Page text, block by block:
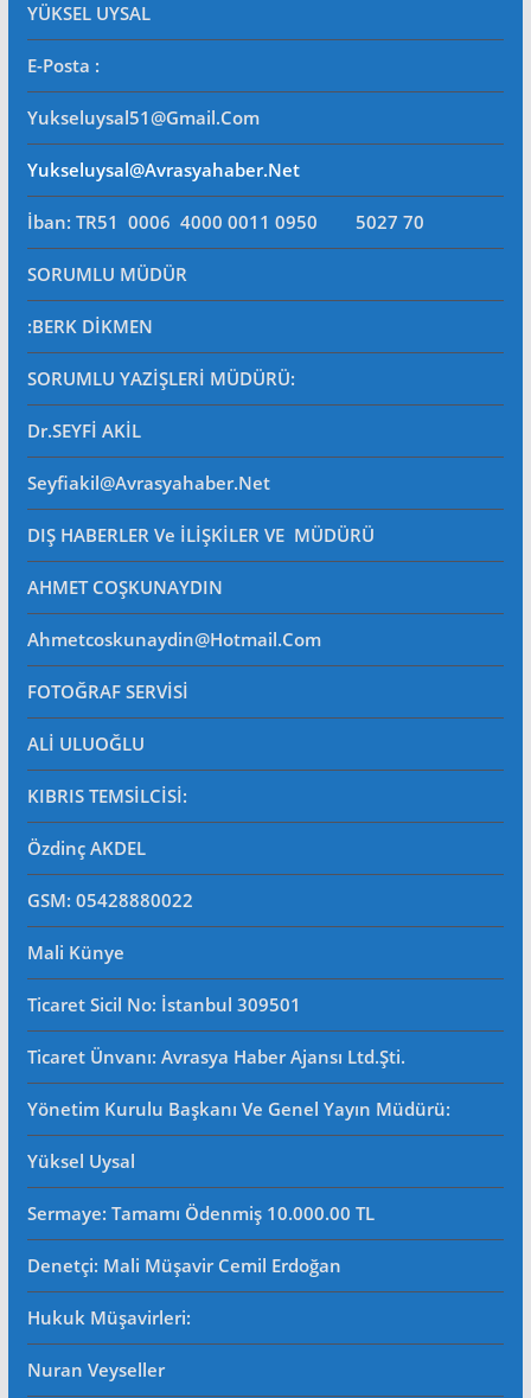
YÜKSEL UYSAL
E-Posta :
Yukseluysal51@gmail.com
Yukseluysal@avrasyahaber.net
İban: TR51 0006 4000 0011 0950 5027 70
SORUMLU MÜDÜR
:BERK DİKMEN
SORUMLU YAZİŞLERİ MÜDÜRÜ:
Dr.SEYFİ AKİL
Seyfiakil@avrasyahaber.net
DIŞ HABERLER Ve İLİŞKİLER VE MÜDÜRÜ
AHMET COŞKUNAYDIN
Ahmetcoskunaydin@hotmail.com
FOTOĞRAF SERVİSİ
ALİ ULUOĞLU
KIBRIS TEMSİLCİSİ:
Özdinç AKDEL
GSM: 05428880022
Mali Künye
Ticaret Sicil No: İstanbul 309501
Ticaret Ünvanı: Avrasya Haber Ajansı Ltd.Şti.
Yönetim Kurulu Başkanı Ve Genel Yayın Müdürü:
Yüksel Uysal
Sermaye: Tamamı Ödenmiş 10.000.00 TL
Denetçi: Mali Müşavir Cemil Erdoğan
Hukuk Müşavirleri:
Nuran Veyseller